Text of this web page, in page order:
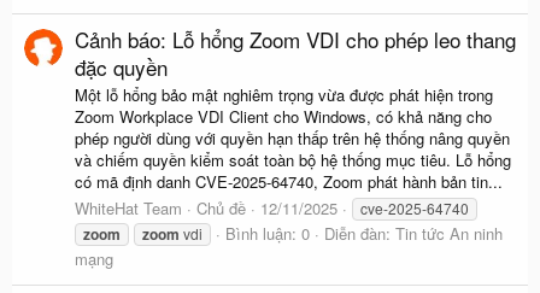
Cảnh báo: Lỗ hổng Zoom VDI cho phép leo thang
đặc quyền
Một lỗ hổng bảo mật nghiêm trọng vừa được phát hiện trong
Zoom Workplace VDI Client cho Windows, có khả năng cho
phép người dùng với quyền hạn thấp trên hệ thống nâng quyền
và chiếm quyền kiểm soát toàn bộ hệ thống mục tiêu. Lỗ hổng
có mã định danh CVE-2025-64740, Zoom phát hành bản tin...
WhiteHat Team
Chủ đề 12/11/2025 cve-2025-64740
zoom zoom vdi Bình luận: 0 Diễn đàn: Tin tức An ninh
mạng